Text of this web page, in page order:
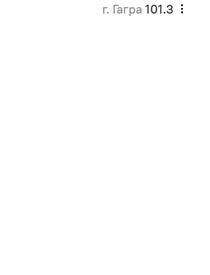
г. Гагра 101.3